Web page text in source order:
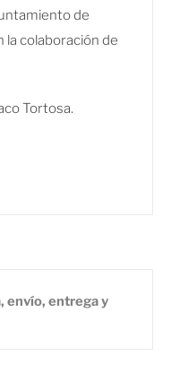
de
la colaboración de
Tortosa.
envío, entrega y